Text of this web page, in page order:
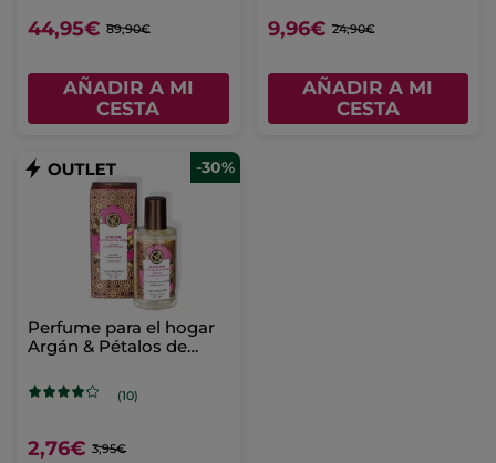
44,95€ 89,90€
AÑADIR A MI
CESTA
9,96€ 24,90€
AÑADIR A MI
CESTA
-30%
Perfume para el hogar
Argán & Pétalos de
(10)
2,76€ 3,95€